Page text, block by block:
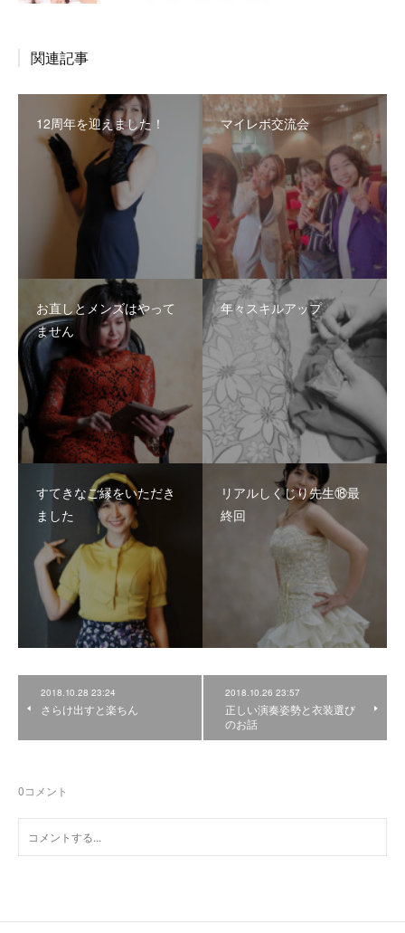
関連記事
12周年を迎えました！ マイレボ交流会
お直しとメンズはやって
ません
年々スキルアップ
すてきなご縁をいただき
ました
リアルしくじり先生⑱最
終回
2018.10.28 23:24
さらけ出すと楽ちん
2018.10.26 23:57
正しい演奏姿勢と衣装選び
のお話
0コメント